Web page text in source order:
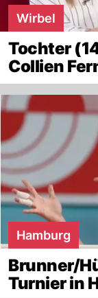
Wirbel
Tochter
Collien
Hamburg
Brunner/
Turnier in